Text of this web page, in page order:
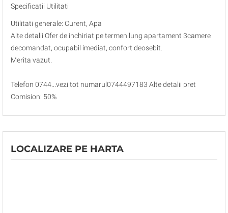
Specificatii Utilitati
Utilitati generale: Curent, Apa
Alte detalii Ofer de inchiriat pe termen lung apartament 3camere
decomandat, ocupabil imediat, confort deosebit.
Merita vazut.
Telefon 0744...vezi tot numarul0744497183 Alte detalii pret
Comision: 50%
LOCALIZARE PE HARTA